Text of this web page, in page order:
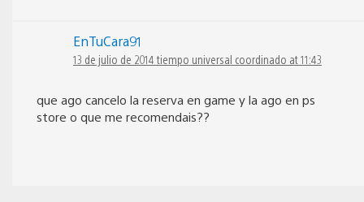
EnTuCara91
13 de julio de 2014 tiempo universal coordinado at 11:43
que ago cancelo la reserva en game y la ago en ps
store o que me recomendais??